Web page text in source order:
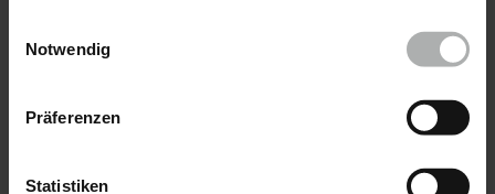
Einstellungen zu den Cookies finden Sie unter
Notwendig
Präferenzen
Statistiken